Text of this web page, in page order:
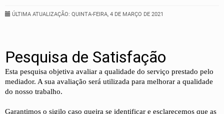
ÚLTIMA ATUALIZAÇÃO: QUINTA-FEIRA, 4 DE MARÇO DE 2021